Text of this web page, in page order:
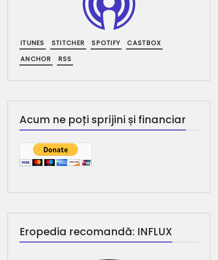
ITUNES STITCHER SPOTIFY
CASTBOX
ANCHOR
RSS
Acum ne poți sprijini și financiar
Eropedia recomandă: INFLUX